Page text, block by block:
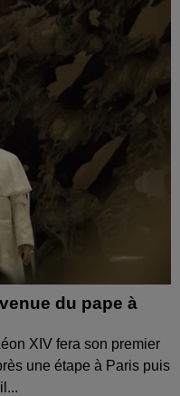
du pape à
XIV fera son premier
une étape à Paris puis